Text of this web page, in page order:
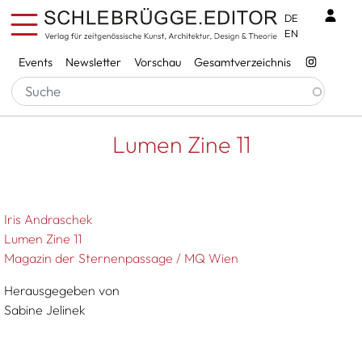
Direkt zum Inhalt
Services
Events Newsletter Vorschau Gesamtverzeichnis
DE
EN
Pfadnavigation
Startseite Lumen Zine 11
Lumen Zine 11
Iris Andraschek
Lumen Zine 11
Magazin der Sternenpassage / MQ Wien
Herausgegeben von
Sabine Jelinek